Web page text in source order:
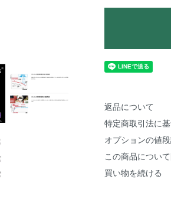
返品について
特定商取引法に
オプションの値
この商品につい
買い物を続ける